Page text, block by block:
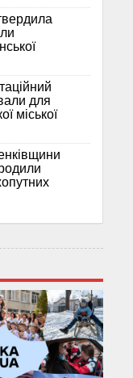
для
міської